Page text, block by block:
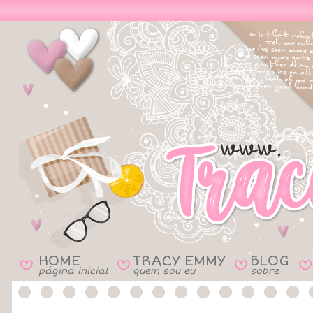
B HOME
página inicial B TRACY EMMY
quem sou eu B BLOG
sobre B